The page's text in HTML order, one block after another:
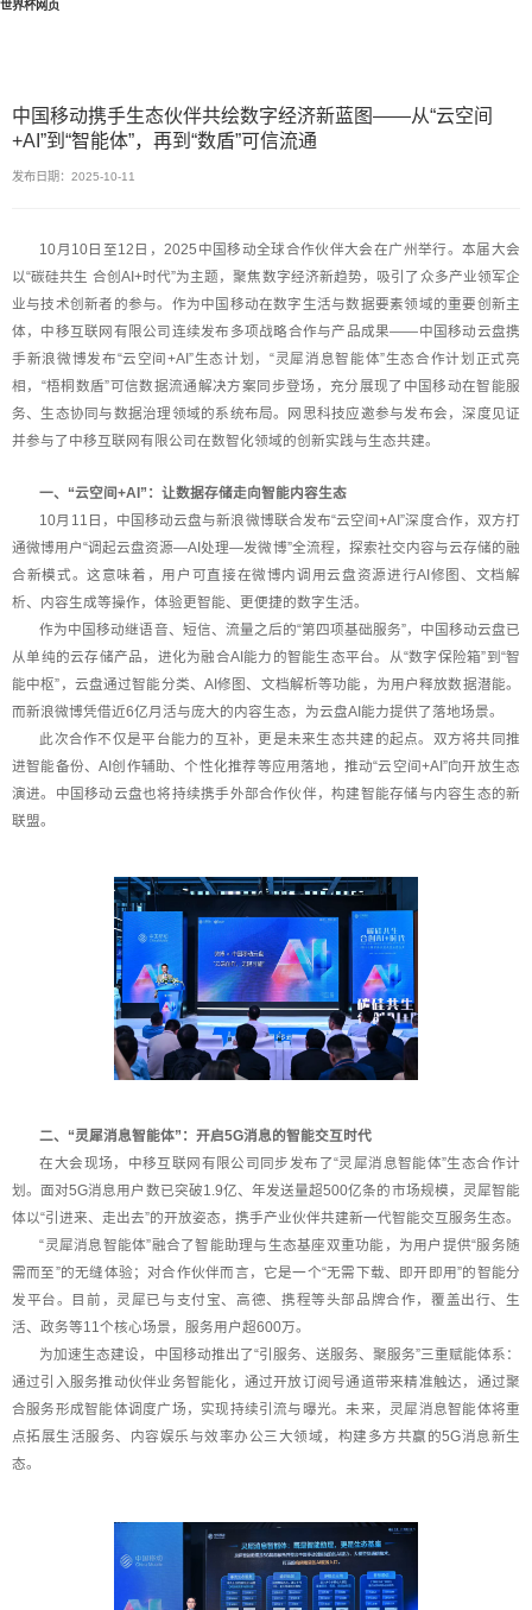
世界杯网页
中国移动携手生态伙伴共绘数字经济新蓝图——从“云空间
+AI”到“智能体”，再到“数盾”可信流通
发布日期：2025-10-11
10月10日至12日，2025中国移动全球合作伙伴大会在广州举行。本届大会
以“碳硅共生 合创AI+时代”为主题，聚焦数字经济新趋势，吸引了众多产业领军企
业与技术创新者的参与。作为中国移动在数字生活与数据要素领域的重要创新主
体，中移互联网有限公司连续发布多项战略合作与产品成果——中国移动云盘携
手新浪微博发布“云空间+AI”生态计划，“灵犀消息智能体”生态合作计划正式亮
相，“梧桐数盾”可信数据流通解决方案同步登场，充分展现了中国移动在智能服
务、生态协同与数据治理领域的系统布局。网思科技应邀参与发布会，深度见证
并参与了中移互联网有限公司在数智化领域的创新实践与生态共建。
一、“云空间+AI”：让数据存储走向智能内容生态
10月11日，中国移动云盘与新浪微博联合发布“云空间+AI”深度合作，双方打
通微博用户“调起云盘资源—AI处理—发微博”全流程，探索社交内容与云存储的融
合新模式。这意味着，用户可直接在微博内调用云盘资源进行AI修图、文档解
析、内容生成等操作，体验更智能、更便捷的数字生活。
作为中国移动继语音、短信、流量之后的“第四项基础服务”，中国移动云盘已
从单纯的云存储产品，进化为融合AI能力的智能生态平台。从“数字保险箱”到“智
能中枢”，云盘通过智能分类、AI修图、文档解析等功能，为用户释放数据潜能。
而新浪微博凭借近6亿月活与庞大的内容生态，为云盘AI能力提供了落地场景。
此次合作不仅是平台能力的互补，更是未来生态共建的起点。双方将共同推
进智能备份、AI创作辅助、个性化推荐等应用落地，推动“云空间+AI”向开放生态
演进。中国移动云盘也将持续携手外部合作伙伴，构建智能存储与内容生态的新
联盟。
二、“灵犀消息智能体”：开启5G消息的智能交互时代
在大会现场，中移互联网有限公司同步发布了“灵犀消息智能体”生态合作计
划。面对5G消息用户数已突破1.9亿、年发送量超500亿条的市场规模，灵犀智能
体以“引进来、走出去”的开放姿态，携手产业伙伴共建新一代智能交互服务生态。
“灵犀消息智能体”融合了智能助理与生态基座双重功能，为用户提供“服务随
需而至”的无缝体验；对合作伙伴而言，它是一个“无需下载、即开即用”的智能分
发平台。目前，灵犀已与支付宝、高德、携程等头部品牌合作，覆盖出行、生
活、政务等11个核心场景，服务用户超600万。
为加速生态建设，中国移动推出了“引服务、送服务、聚服务”三重赋能体系：
通过引入服务推动伙伴业务智能化，通过开放订阅号通道带来精准触达，通过聚
合服务形成智能体调度广场，实现持续引流与曝光。未来，灵犀消息智能体将重
点拓展生活服务、内容娱乐与效率办公三大领域，构建多方共赢的5G消息新生
态。